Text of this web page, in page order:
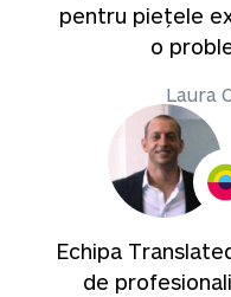
pentru piețele
o
Laura
Echipa
de